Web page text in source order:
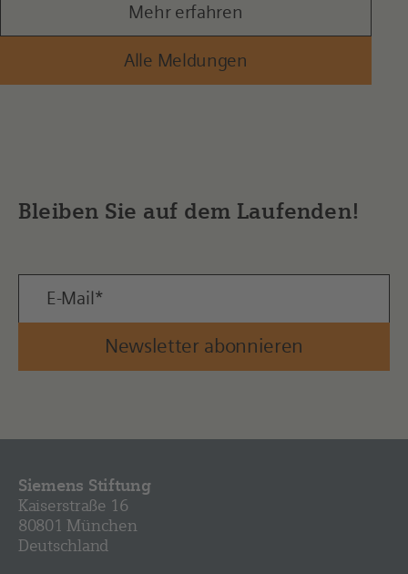
Mehr erfahren
Alle Meldungen
Bleiben Sie auf dem Laufenden!
Newsletter abonnieren
Siemens Stiftung
Kaiserstraße 16
80801 München
Deutschland